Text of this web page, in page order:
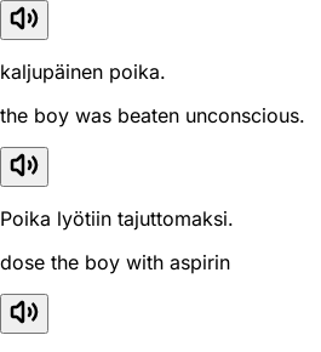
kaljupäinen poika.
the boy was beaten unconscious.
Poika lyötiin tajuttomaksi.
dose the boy with aspirin